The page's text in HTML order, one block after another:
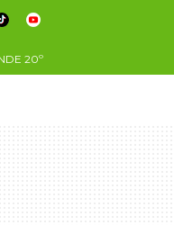
20º